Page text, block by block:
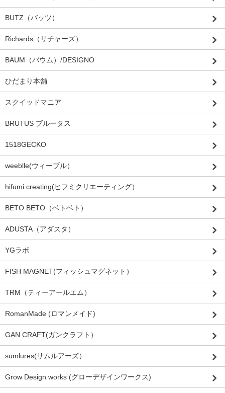
BUTZ（バッツ）
Richards（リチャーズ）
BAUM（バウム）/DESIGNO
ひだまり本舗
スクイッドマニア
BRUTUS ブルータス
1518GECKO
weeblle(ウィーブル）
hifumi creating(ヒフミクリエーティング）
BETO BETO（ベトベト）
ADUSTA（アダスタ）
YGラボ
FISH MAGNET(フィッシュマグネット）
TRM（ティーアールエム）
RomanMade (ロマンメイド)
GAN CRAFT(ガンクラフト）
sumlures(サムルアーズ）
Grow Design works (グローデザインワークス)